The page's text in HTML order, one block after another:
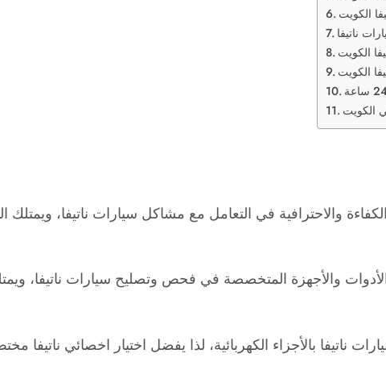
الكويت
ناتيفا
الكويت
الكويت
الكويت
والاحترافية في التعامل مع مشاكل سيارات ناتيفا، ويمتلك
والأجهزة المتخصصة في فحص وتصليح سيارات ناتيفا،
ناتيفا بالأجزاء الكهربائية، لذا يفضل اختيار اخصائي ناتيفا